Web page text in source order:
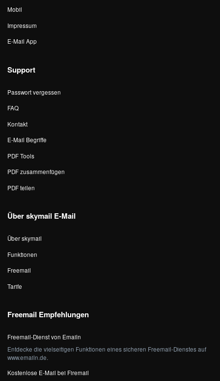
Mobil
Impressum
E-Mail App
Support
Passwort vergessen
FAQ
Kontakt
E-Mail Begriffe
PDF Tools
PDF zusammenfügen
PDF teilen
Über skymail E-Mail
Über skymail
Funktionen
Freemail
Tarife
Freemail Empfehlungen
Freemail-Dienst von Emailn
Entdecke die vielseitigen Funktionen eines sicheren Freemail-Dienstes auf
www.emailn.de.
Kostenlose E-Mail bei Firemail